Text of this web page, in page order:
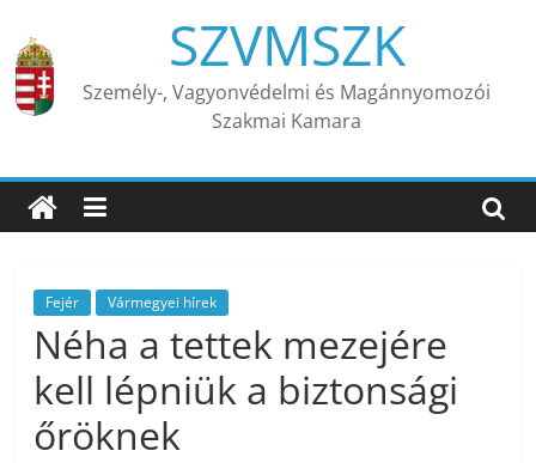
content
SZVMSZK
Személy-, Vagyonvédelmi és Magánnyomozói
Szakmai Kamara
Fejér Vármegyei hírek
Néha a tettek mezejére
kell lépniük a biztonsági
őröknek